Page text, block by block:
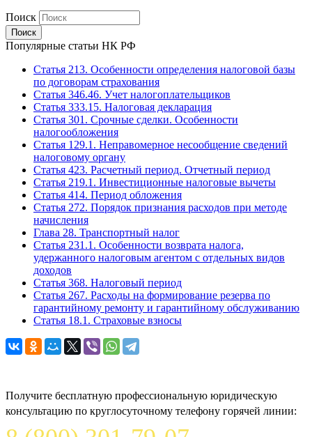
Поиск
Популярные статьи НК РФ
Статья 213. Особенности определения налоговой базы
по договорам страхования
Статья 346.46. Учет налогоплательщиков
Статья 333.15. Налоговая декларация
Статья 301. Срочные сделки. Особенности
налогообложения
Статья 129.1. Неправомерное несообщение сведений
налоговому органу
Статья 423. Расчетный период. Отчетный период
Статья 219.1. Инвестиционные налоговые вычеты
Статья 414. Период обложения
Статья 272. Порядок признания расходов при методе
начисления
Глава 28. Транспортный налог
Статья 231.1. Особенности возврата налога,
удержанного налоговым агентом с отдельных видов
доходов
Статья 368. Налоговый период
Статья 267. Расходы на формирование резерва по
гарантийному ремонту и гарантийному обслуживанию
Статья 18.1. Страховые взносы
Получите бесплатную профессиональную юридическую
консультацию по круглосуточному телефону горячей линии: